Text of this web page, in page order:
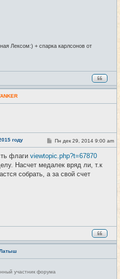
Лексом:) + спарка карлсонов от
году #28
С
о
о
б
щ
н
Пн дек 29, 2014 9:00 am
флаги viewtopic.php?t=67870
Насчет медалек вряд ли, т.к
собрать, а за свой счет
участник форума